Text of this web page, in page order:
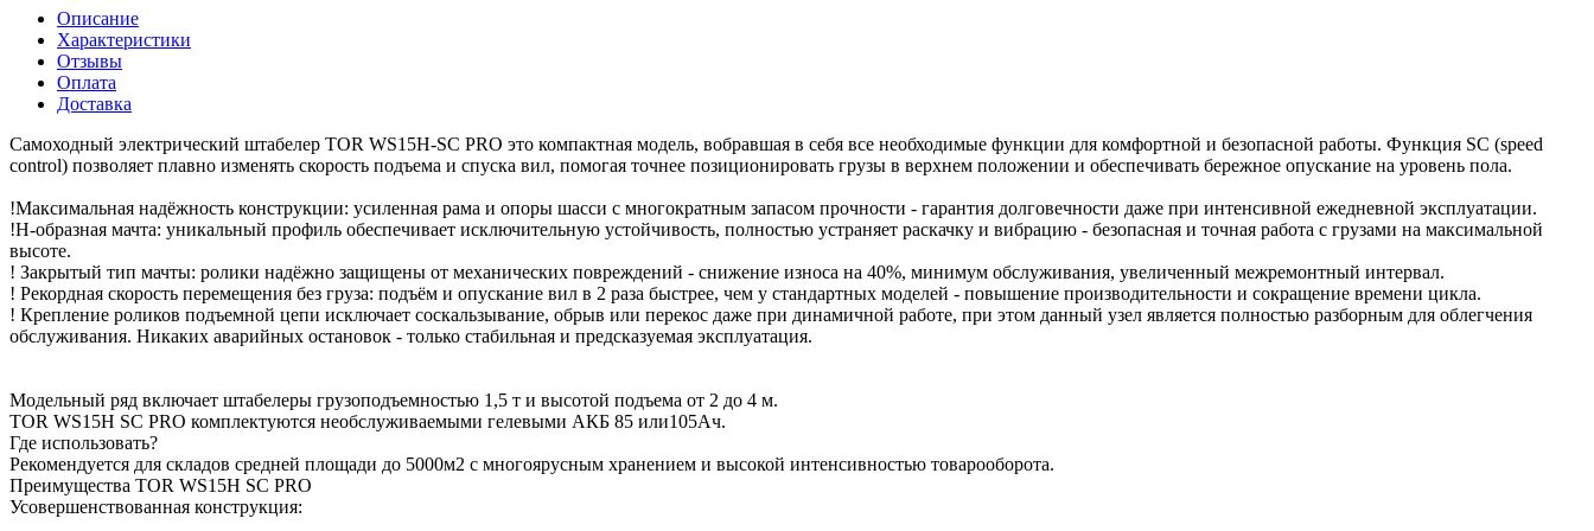
Описание
Характеристики
Отзывы
Оплата
Доставка
Самоходный электрический штабелер TOR WS15H-SC PRO это компактная модель, вобравшая в себя все необходимые функции для комфортной и безопасной работы. Функция SC (speed
control) позволяет плавно изменять скорость подъема и спуска вил, помогая точнее позиционировать грузы в верхнем положении и обеспечивать бережное опускание на уровень пола.
!Максимальная надёжность конструкции: усиленная рама и опоры шасси с многократным запасом прочности - гарантия долговечности даже при интенсивной ежедневной эксплуатации.
!Н-образная мачта: уникальный профиль обеспечивает исключительную устойчивость, полностью устраняет раскачку и вибрацию - безопасная и точная работа с грузами на максимальной
высоте.
! Закрытый тип мачты: ролики надёжно защищены от механических повреждений - снижение износа на 40%, минимум обслуживания, увеличенный межремонтный интервал.
! Рекордная скорость перемещения без груза: подъём и опускание вил в 2 раза быстрее, чем у стандартных моделей - повышение производительности и сокращение времени цикла.
! Крепление роликов подъемной цепи исключает соскальзывание, обрыв или перекос даже при динамичной работе, при этом данный узел является полностью разборным для облегчения
обслуживания. Никаких аварийных остановок - только стабильная и предсказуемая эксплуатация.
Модельный ряд включает штабелеры грузоподъемностью 1,5 т и высотой подъема от 2 до 4 м.
TOR WS15H SC PRO комплектуются необслуживаемыми гелевыми АКБ 85 или105Ач.
Где использовать?
Рекомендуется для складов средней площади до 5000м2 с многоярусным хранением и высокой интенсивностью товарооборота.
Преимущества TOR WS15H SC PRO
Усовершенствованная конструкция: